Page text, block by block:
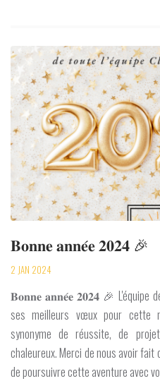
𝐁𝐨𝐧𝐧𝐞 𝐚𝐧𝐧𝐞́𝐞 𝟐𝟎𝟐𝟒 🎉
2 JAN 2024
𝐁𝐨𝐧𝐧𝐞 𝐚𝐧𝐧𝐞́𝐞 𝟐𝟎𝟐𝟒 🎉 L'équipe
ses meilleurs vœux pour cette
synonyme de réussite, de
chaleureux. Merci de nous avoir
de poursuivre cette aventure avec